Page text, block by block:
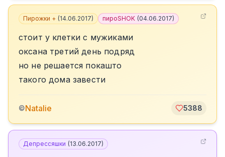
Пирожки + (14.06.2017) пироSHOK (04.06.2017)
стоит у клетки с мужиками
оксана третий день подряд
но не решается покашто
такого дома завести
©Natalie 5388
Депрессяшки (13.06.2017)